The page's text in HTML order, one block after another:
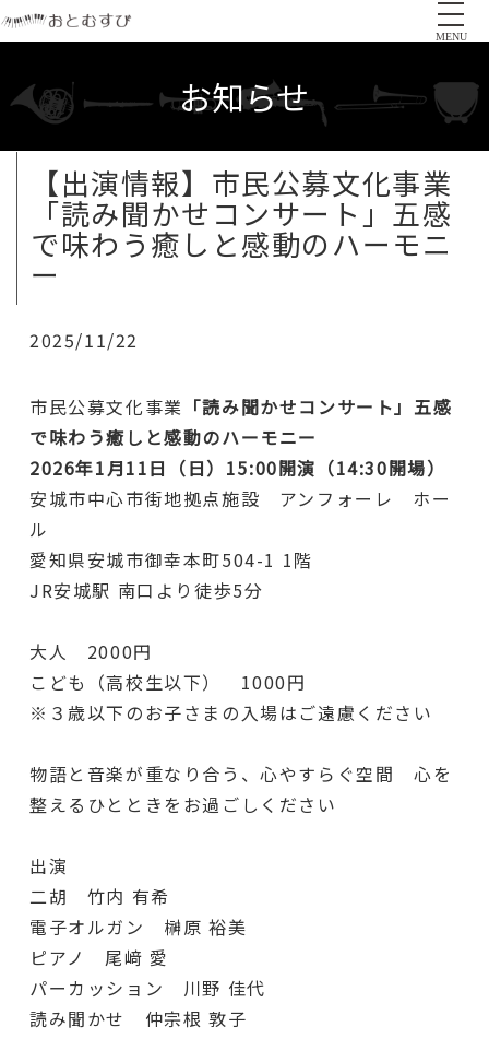
MENU
お知らせ
【出演情報】市民公募文化事業
「読み聞かせコンサート」五感
で味わう癒しと感動のハーモニ
ー
2025/11/22
市民公募文化事業 「読み聞かせコンサート」五感
で味わう癒しと感動のハーモニー
2026年1月11日（日）15:00開演（14:30開場）
安城市中心市街地拠点施設 アンフォーレ ホー
ル
愛知県安城市御幸本町504-1 1階
JR安城駅 南口より徒歩5分
大人 2000円
こども（高校生以下） 1000円
※３歳以下のお子さまの入場はご遠慮ください
物語と音楽が重なり合う、心やすらぐ空間 心を
整えるひとときをお過ごしください
出演
二胡 竹内 有希
電子オルガン 榊原 裕美
ピアノ 尾﨑 愛
パーカッション 川野 佳代
読み聞かせ 仲宗根 敦子